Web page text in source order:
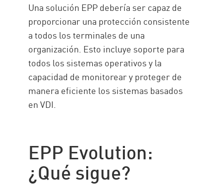
Una solución EPP debería ser capaz de
proporcionar una protección consistente
a todos los terminales de una
organización. Esto incluye soporte para
todos los sistemas operativos y la
capacidad de monitorear y proteger de
manera eficiente los sistemas basados
en VDI.
EPP Evolution:
¿Qué sigue?